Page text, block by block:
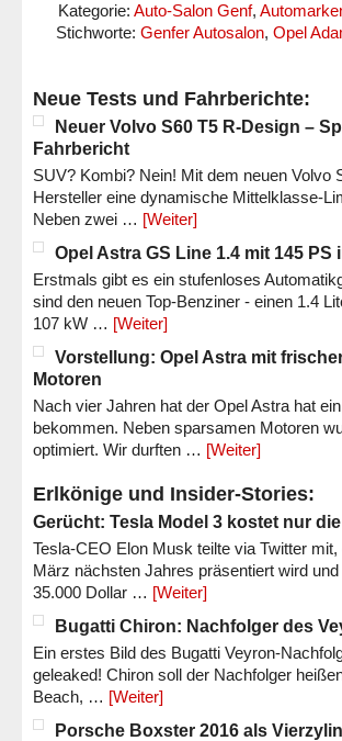
Kategorie: Auto-Salon Genf,
Stichworte: Genfer Autosalon, Opel
Neue Tests und Fahrberichte:
Neuer Volvo S60 T5 R-Design –
Fahrbericht
SUV? Kombi? Nein! Mit dem neuen Volvo
Hersteller eine dynamische Mittelklasse-
Neben zwei … [Weiter]
Opel Astra GS Line 1.4 mit 145
Erstmals gibt es ein stufenloses
sind den neuen Top-Benziner - einen 1.4
107 kW … [Weiter]
Vorstellung: Opel Astra mit
Motoren
Nach vier Jahren hat der Opel Astra hat
bekommen. Neben sparsamen Motoren
optimiert. Wir durften … [Weiter]
Erlkönige und Insider-Stories:
Gerücht: Tesla Model 3 kostet nur
Tesla-CEO Elon Musk teilte via Twitter
März nächsten Jahres präsentiert wird
35.000 Dollar … [Weiter]
Bugatti Chiron: Nachfolger des
Ein erstes Bild des Bugatti Veyron-
geleaked! Chiron soll der Nachfolger
Beach, … [Weiter]
Porsche Boxster 2016 als